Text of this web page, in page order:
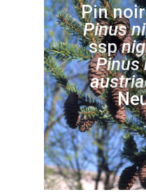
Pin
Pinus
ssp
Pinus